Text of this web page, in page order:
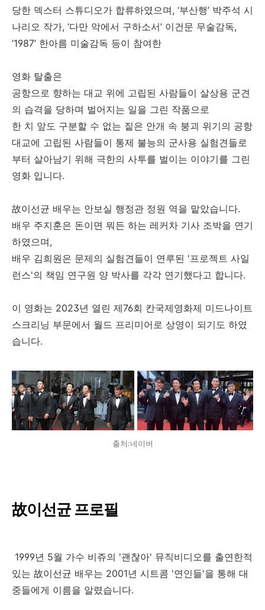
당한 덱스터 스튜디오가 합류하였으며, ‘부산행’ 박주석 시
나리오 작가, ‘다만 악에서 구하소서’ 이건문 무술감독,
‘1987’ 한아름 미술감독 등이 참여한
영화 탈출은
공항으로 향하는 대교 위에 고립된 사람들이 살상용 군견
의 습격을 당하며 벌어지는 일을 그린 작품으로
한 치 앞도 구분할 수 없는 짙은 안개 속 붕괴 위기의 공항
대교에 고립된 사람들이 통제 불능의 군사용 실험견들로
부터 살아남기 위해 극한의 사투를 벌이는 이야기를 그린
영화 입니다.
故이선균 배우는 안보실 행정관 정원 역을 맡았습니다.
배우 주지훈은 돈이면 뭐든 하는 레커차 기사 조박을 연기
하였으며,
배우 김희원은 문제의 실험견들이 연루된 '프로젝트 사일
런스'의 책임 연구원 양 박사를 각각 연기했다고 합니다.
이 영화는 2023년 열린 제76회 칸국제영화제 미드나이트
스크리닝 부문에서 월드 프리미어로 상영이 되기도 하였
습니다.
출처:네이버
故이선균 프로필
1999년 5월 가수 비쥬의 '괜찮아' 뮤직비디오를 출연한적
있는 故이선균 배우는 2001년 시트콤 '연인들'을 통해 대
중들에게 이름을 알렸습니다.